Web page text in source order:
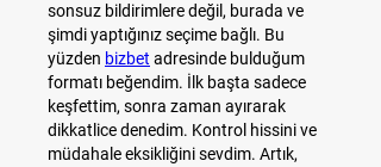
sonsuz bildirimlere değil, burada ve
şimdi yaptığınız seçime bağlı. Bu
yüzden bizbet adresinde bulduğum
formatı beğendim. İlk başta sadece
keşfettim, sonra zaman ayırarak
dikkatlice denedim. Kontrol hissini ve
müdahale eksikliğini sevdim. Artık,